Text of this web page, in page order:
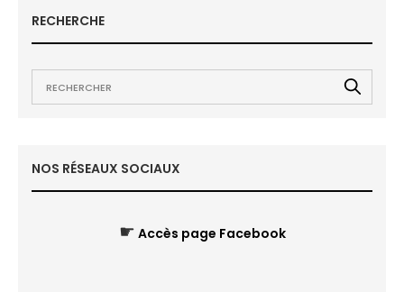
RECHERCHE
NOS RÉSEAUX SOCIAUX
☛ Accès page Facebook